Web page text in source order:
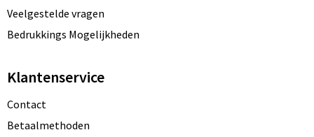
Veelgestelde vragen
Bedrukkings Mogelijkheden
Klantenservice
Contact
Betaalmethoden